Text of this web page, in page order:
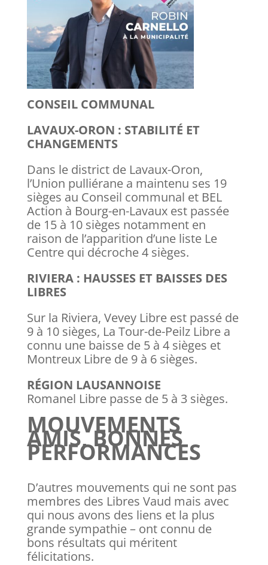
CONSEIL COMMUNAL
LAVAUX-ORON : STABILITÉ ET
CHANGEMENTS
Dans le district de Lavaux-Oron,
l’Union pulliérane a maintenu ses 19
sièges au Conseil communal et BEL
Action à Bourg-en-Lavaux est passée
de 15 à 10 sièges notamment en
raison de l’apparition d’une liste Le
Centre qui décroche 4 sièges.
RIVIERA : HAUSSES ET BAISSES DES
LIBRES
Sur la Riviera, Vevey Libre est passé de
9 à 10 sièges, La Tour-de-Peilz Libre a
connu une baisse de 5 à 4 sièges et
Montreux Libre de 9 à 6 sièges.
RÉGION LAUSANNOISE
Romanel Libre passe de 5 à 3 sièges.
MOUVEMENTS
AMIS, BONNES
PERFORMANCES
D’autres mouvements qui ne sont pas
membres des Libres Vaud mais avec
qui nous avons des liens et la plus
grande sympathie – ont connu de
bons résultats qui méritent
félicitations.